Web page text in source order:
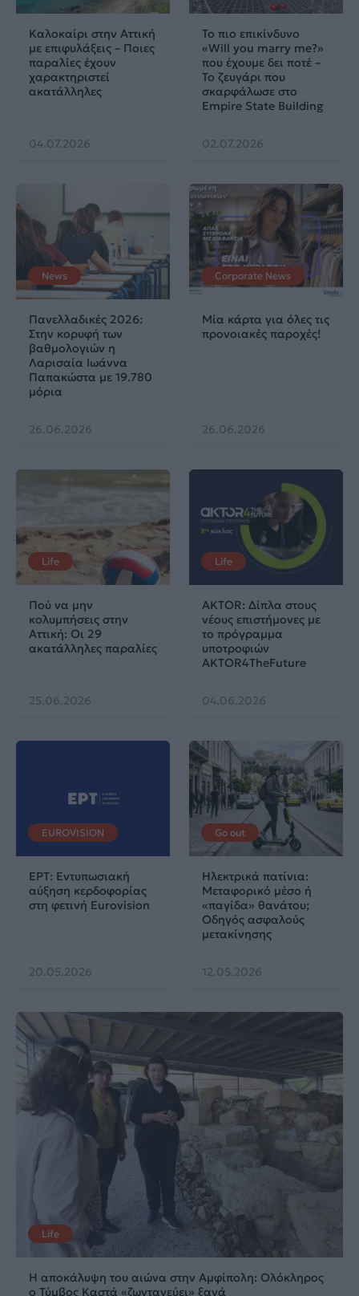
Καλοκαίρι στην Αττική
με επιφυλάξεις – Ποιες
παραλίες έχουν
χαρακτηριστεί
ακατάλληλες
04.07.2026
Το πιο επικίνδυνο
«Will you marry me?»
που έχουμε δει ποτέ –
Το ζευγάρι που
σκαρφάλωσε στο
Empire State Building
02.07.2026
News
Πανελλαδικές 2026:
Στην κορυφή των
βαθμολογιών η
Λαρισαία Ιωάννα
Παπακώστα με 19.780
μόρια
26.06.2026
Corporate News
Μία κάρτα για όλες τις
προνοιακές παροχές!
26.06.2026
Life
Πού να μην
κολυμπήσεις στην
Αττική: Οι 29
ακατάλληλες παραλίες
25.06.2026
Life
AKTOR: Δίπλα στους
νέους επιστήμονες με
το πρόγραμμα
υποτροφιών
AKTOR4TheFuture
04.06.2026
EUROVISION
ΕΡΤ: Εντυπωσιακή
αύξηση κερδοφορίας
στη φετινή Eurovision
20.05.2026
Go out
Ηλεκτρικά πατίνια:
Μεταφορικό μέσο ή
«παγίδα» θανάτου;
Οδηγός ασφαλούς
μετακίνησης
12.05.2026
Life
Η αποκάλυψη του αιώνα στην Αμφίπολη: Ολόκληρος
ο Τύμβος Καστά «ζωντανεύει» ξανά